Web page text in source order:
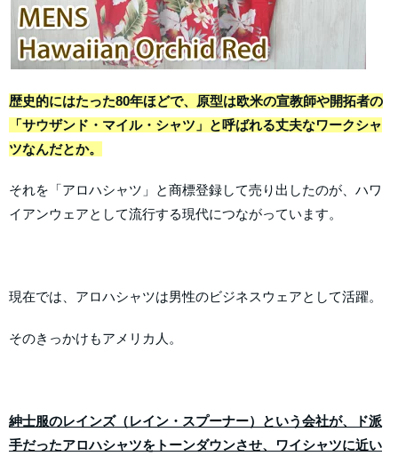
歴史的にはたった80年ほどで、原型は欧米の宣教師や開拓者の
「サウザンド・マイル・シャツ」と呼ばれる丈夫なワークシャ
ツなんだとか。
それを「アロハシャツ」と商標登録して売り出したのが、ハワ
イアンウェアとして流行する現代につながっています。
現在では、アロハシャツは男性のビジネスウェアとして活躍。
そのきっかけもアメリカ人。
紳士服のレインズ（レイン・スプーナー）という会社が、ド派
手だったアロハシャツをトーンダウンさせ、ワイシャツに近い